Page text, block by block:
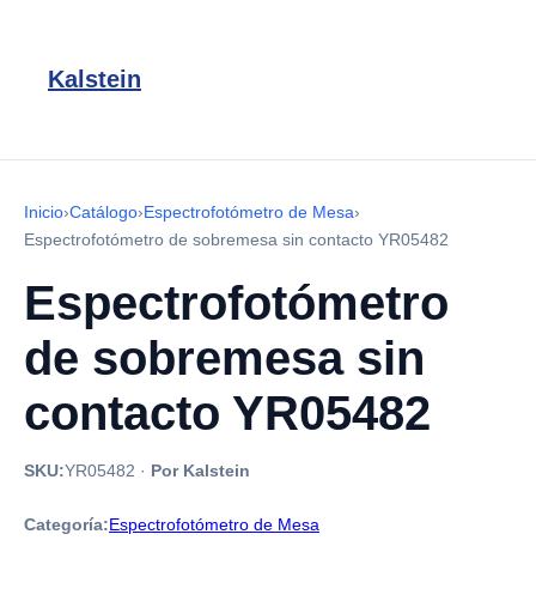
Kalstein
Inicio›Catálogo›Espectrofotómetro de Mesa›
Espectrofotómetro de sobremesa sin contacto YR05482
Espectrofotómetro
de sobremesa sin
contacto YR05482
SKU:YR05482 · Por Kalstein
Categoría:Espectrofotómetro de Mesa